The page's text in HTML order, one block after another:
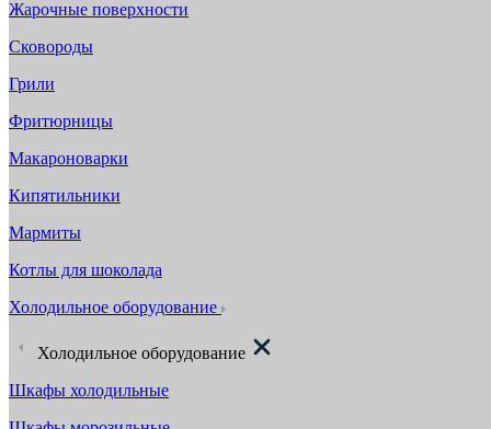
Жарочные поверхности
Сковороды
Грили
Фритюрницы
Макароноварки
Кипятильники
Мармиты
Котлы для шоколада
Холодильное оборудование
Холодильное оборудование
Шкафы холодильные